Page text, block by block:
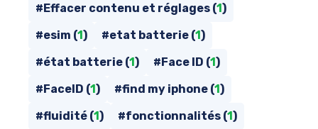
#Effacer contenu et réglages (1)
#esim (1) #etat batterie (1)
#état batterie (1) #Face ID (1)
#FaceID (1) #find my iphone (1)
#fluidité (1) #fonctionnalités (1)